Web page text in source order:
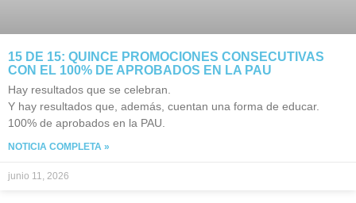
15 DE 15: QUINCE PROMOCIONES CONSECUTIVAS
CON EL 100% DE APROBADOS EN LA PAU
Hay resultados que se celebran.
Y hay resultados que, además, cuentan una forma de educar.
100% de aprobados en la PAU.
NOTICIA COMPLETA »
junio 11, 2026